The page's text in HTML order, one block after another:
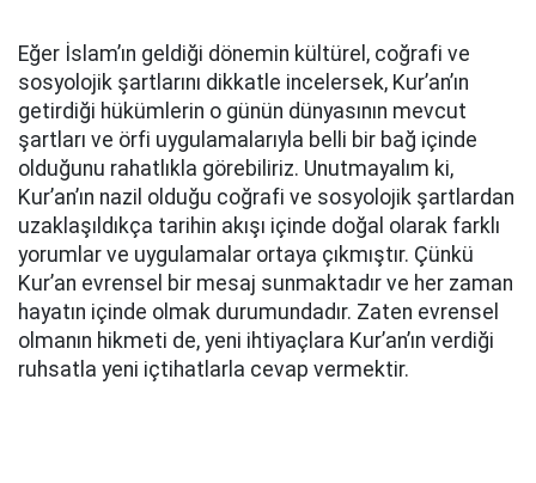
Eğer İslam’ın geldiği dönemin kültürel, coğrafi ve
sosyolojik şartlarını dikkatle incelersek, Kur’an’ın
getirdiği hükümlerin o günün dünyasının mevcut
şartları ve örfi uygulamalarıyla belli bir bağ içinde
olduğunu rahatlıkla görebiliriz. Unutmayalım ki,
Kur’an’ın nazil olduğu coğrafi ve sosyolojik şartlardan
uzaklaşıldıkça tarihin akışı içinde doğal olarak farklı
yorumlar ve uygulamalar ortaya çıkmıştır. Çünkü
Kur’an evrensel bir mesaj sunmaktadır ve her zaman
hayatın içinde olmak durumundadır. Zaten evrensel
olmanın hikmeti de, yeni ihtiyaçlara Kur’an’ın verdiği
ruhsatla yeni içtihatlarla cevap vermektir.